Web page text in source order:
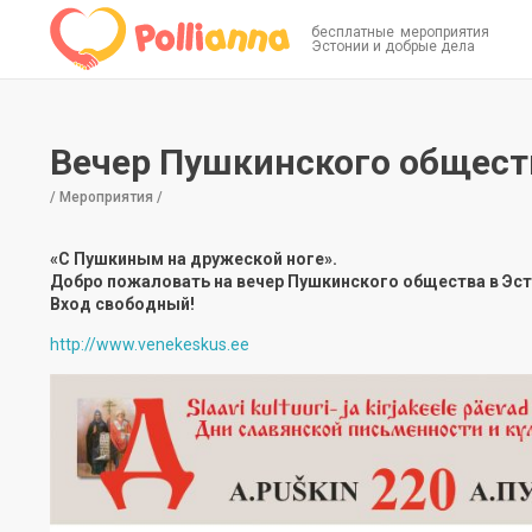
бесплатные мероприятия
Эстонии и добрые дела
Вечер Пушкинского
/ Мероприятия /
«С Пушкиным на дружеской ноге».
Добро пожаловать на вечер Пушкинского общества в
Вход свободный!
http://www.venekeskus.ee